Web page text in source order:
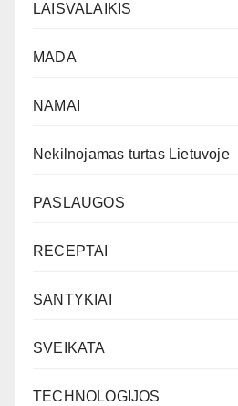
LAISVALAIKIS
MADA
NAMAI
Nekilnojamas turtas Lietuvoje
PASLAUGOS
RECEPTAI
SANTYKIAI
SVEIKATA
TECHNOLOGIJOS